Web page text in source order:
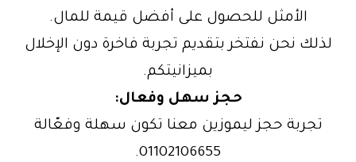
الأمثل للحصول على أفضل قيمة للمال.
لذلك نحن نفتخر بتقديم تجربة فاخرة دون الإخلال
بميزانيتكم.
حجز سهل وفعال:
تجربة حجز ليموزين معنا تكون سهلة وفعّالة
01102106655.